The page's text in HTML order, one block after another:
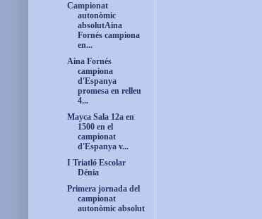
Campionat
autonòmic
absolutAina
Fornés campiona
en...
Aina Fornés
campiona
d'Espanya
promesa en relleu
4...
Mayca Sala 12a en
1500 en el
campionat
d'Espanya v...
I Triatló Escolar
Dénia
Primera jornada del
campionat
autonòmic absolut